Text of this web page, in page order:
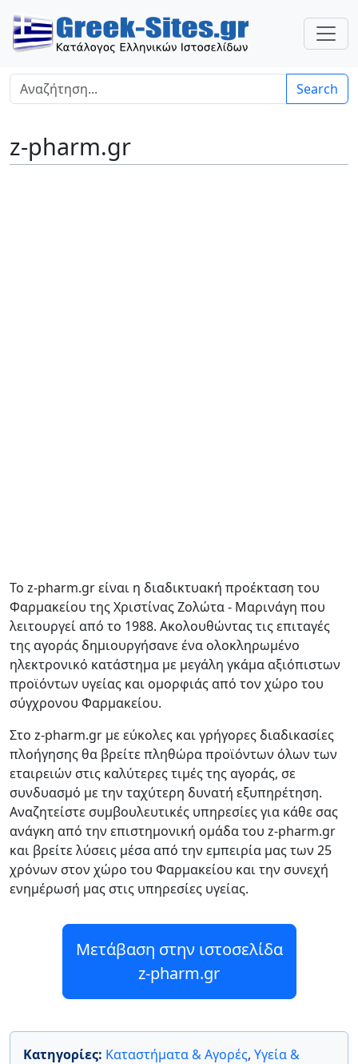
Search
z-pharm.gr
Το z-pharm.gr είναι η διαδικτυακή προέκταση του
Φαρμακείου της Χριστίνας Ζολώτα - Μαρινάγη που
λειτουργεί από το 1988. Ακολουθώντας τις επιταγές
της αγοράς δημιουργήσανε ένα ολοκληρωμένο
ηλεκτρονικό κατάστημα με μεγάλη γκάμα αξιόπιστων
προϊόντων υγείας και ομορφιάς από τον χώρο του
σύγχρονου Φαρμακείου.
Στο z-pharm.gr με εύκολες και γρήγορες διαδικασίες
πλοήγησης θα βρείτε πληθώρα προϊόντων όλων των
εταιρειών στις καλύτερες τιμές της αγοράς, σε
συνδυασμό με την ταχύτερη δυνατή εξυπηρέτηση.
Αναζητείστε συμβουλευτικές υπηρεσίες για κάθε σας
ανάγκη από την επιστημονική ομάδα του z-pharm.gr
και βρείτε λύσεις μέσα από την εμπειρία μας των 25
χρόνων στον χώρο του Φαρμακείου και την συνεχή
ενημέρωσή μας στις υπηρεσίες υγείας.
Μετάβαση στην ιστοσελίδα
z-pharm.gr
Κατηγορίες: Καταστήματα & Αγορές, Υγεία &